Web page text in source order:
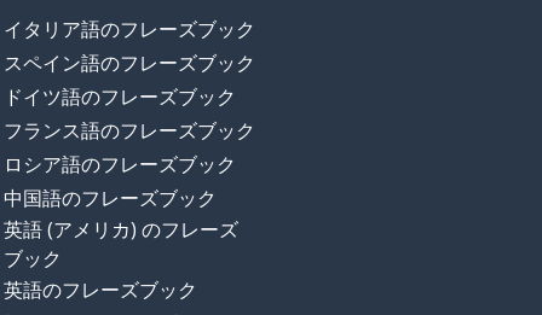
イタリア語のフレーズブック
スペイン語のフレーズブック
ドイツ語のフレーズブック
フランス語のフレーズブック
ロシア語のフレーズブック
中国語のフレーズブック
英語 (アメリカ) のフレーズ
ブック
英語のフレーズブック